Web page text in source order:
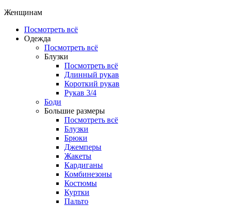
Женщинам
Посмотреть всё
Одежда
Посмотреть всё
Блузки
Посмотреть всё
Длинный рукав
Короткий рукав
Рукав 3/4
Боди
Большие размеры
Посмотреть всё
Блузки
Брюки
Джемперы
Жакеты
Кардиганы
Комбинезоны
Костюмы
Куртки
Пальто